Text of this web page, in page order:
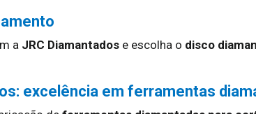
a JRC Diamantados e escolha o disco
excelência em ferramentas